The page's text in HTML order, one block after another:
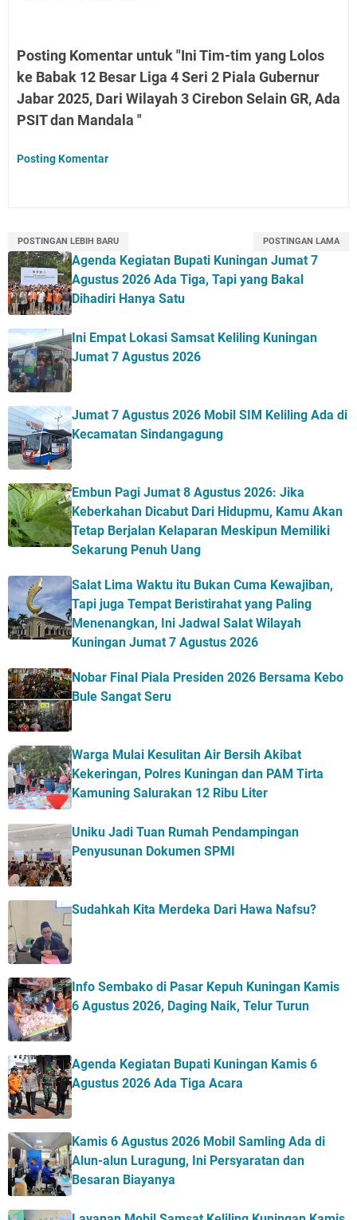
Posting Komentar untuk "Ini Tim-tim yang Lolos
ke Babak 12 Besar Liga 4 Seri 2 Piala Gubernur
Jabar 2025, Dari Wilayah 3 Cirebon Selain GR, Ada
PSIT dan Mandala "
Posting Komentar
POSTINGAN LEBIH BARU POSTINGAN LAMA
Agenda Kegiatan Bupati Kuningan Jumat 7
Agustus 2026 Ada Tiga, Tapi yang Bakal
Dihadiri Hanya Satu
Ini Empat Lokasi Samsat Keliling Kuningan
Jumat 7 Agustus 2026
Jumat 7 Agustus 2026 Mobil SIM Keliling Ada di
Kecamatan Sindangagung
Embun Pagi Jumat 8 Agustus 2026: Jika
Keberkahan Dicabut Dari Hidupmu, Kamu Akan
Tetap Berjalan Kelaparan Meskipun Memiliki
Sekarung Penuh Uang
Salat Lima Waktu itu Bukan Cuma Kewajiban,
Tapi juga Tempat Beristirahat yang Paling
Menenangkan, Ini Jadwal Salat Wilayah
Kuningan Jumat 7 Agustus 2026
Nobar Final Piala Presiden 2026 Bersama Kebo
Bule Sangat Seru
Warga Mulai Kesulitan Air Bersih Akibat
Kekeringan, Polres Kuningan dan PAM Tirta
Kamuning Salurakan 12 Ribu Liter
Uniku Jadi Tuan Rumah Pendampingan
Penyusunan Dokumen SPMI
Sudahkah Kita Merdeka Dari Hawa Nafsu?
Info Sembako di Pasar Kepuh Kuningan Kamis
6 Agustus 2026, Daging Naik, Telur Turun
Agenda Kegiatan Bupati Kuningan Kamis 6
Agustus 2026 Ada Tiga Acara
Kamis 6 Agustus 2026 Mobil Samling Ada di
Alun-alun Luragung, Ini Persyaratan dan
Besaran Biayanya